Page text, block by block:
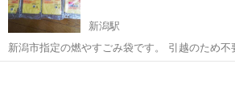
新潟駅
新潟市指定の燃やすごみ袋です。 引越のため不
譲りします。 ①小袋（20リットル）×1 ②極小